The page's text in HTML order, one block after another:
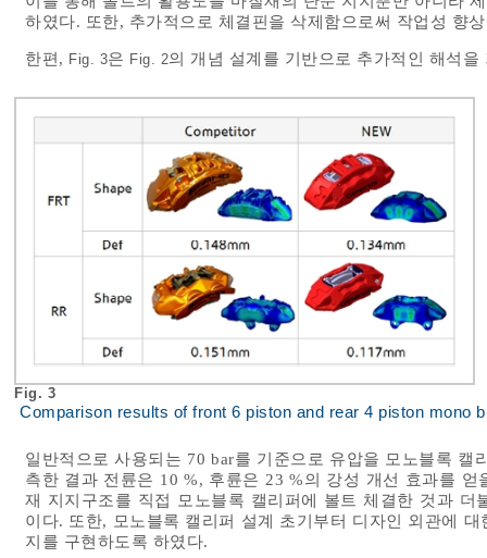
하였다. 또한, 추가적으로 체결핀을 삭제함으로써 작업성 향
한편, Fig. 3은 Fig. 2의 개념 설계를 기반으로 추가적인 해석
Fig. 3
Comparison results of front 6 piston and rear 4 piston mono
일반적으로 사용되는 70 bar를 기준으로 유압을 모노블록
측한 결과 전륜은 10 %, 후륜은 23 %의 강성 개선 효과를
재 지지구조를 직접 모노블록 캘리퍼에 볼트 체결한 것과
이다. 또한, 모노블록 캘리퍼 설계 초기부터 디자인 외관에
지를 구현하도록 하였다.